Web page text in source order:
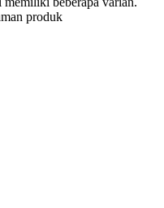
produk